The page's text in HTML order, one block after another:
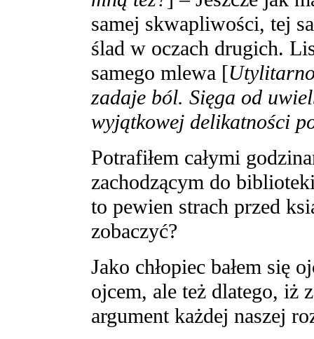
samej skwapliwości, tej
ślad w oczach drugich.
samego mlewa [
zadaje ból. Sięga od
wyjątkowej delikatności
Potrafiłem całymi
zachodzącym do
to pewien strach przed
zobaczyć?
Jako chłopiec bałem się
ojcem, ale też dlatego, iż
argument każdej naszej